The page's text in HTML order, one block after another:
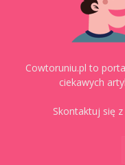
Cowtoruniu.pl to
ciekawych
Skontaktuj się z